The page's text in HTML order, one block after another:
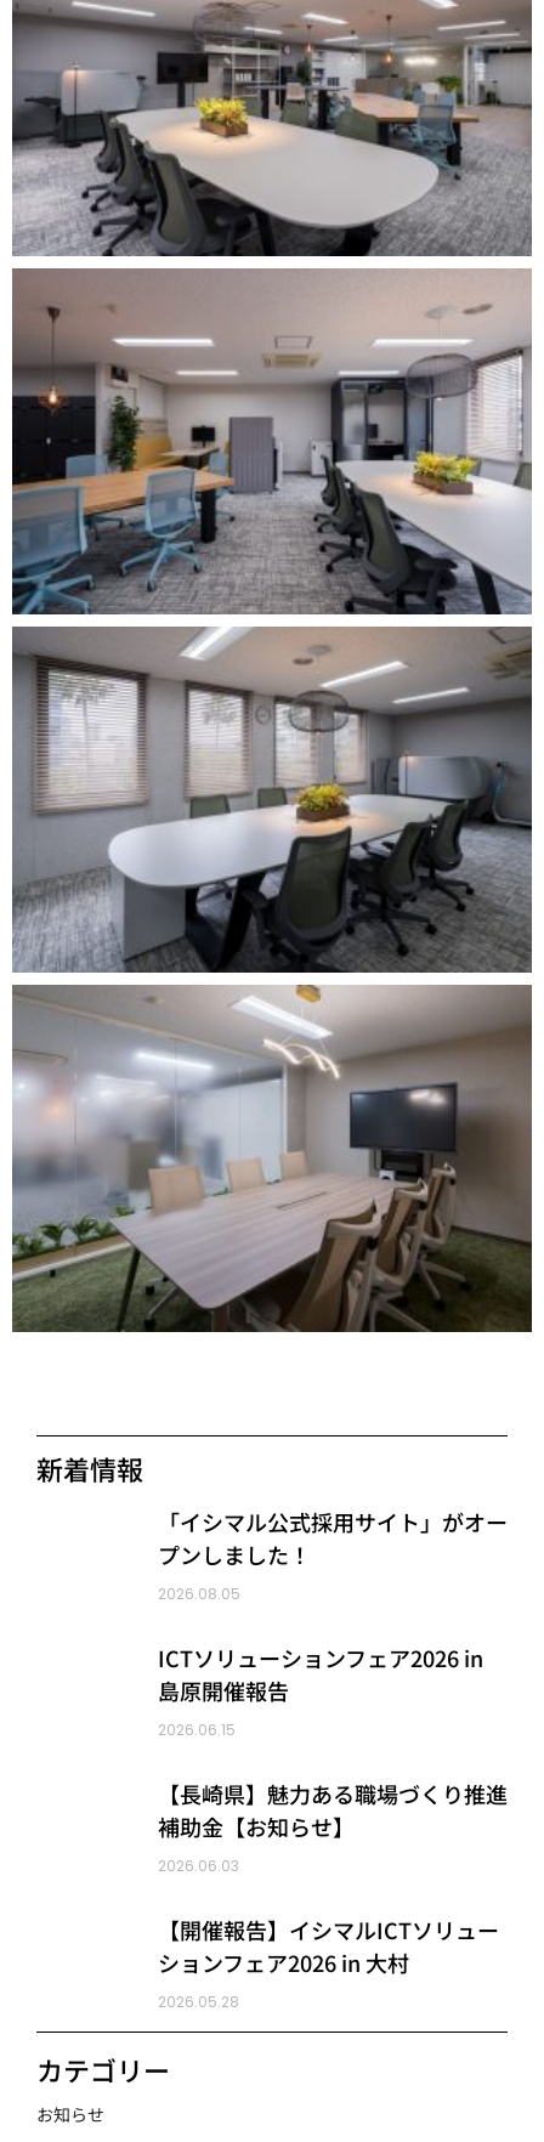
新着情報
「イシマル公式採用サイト」がオー
プンしました！
2026.08.05
ICTソリューションフェア2026 in
島原開催報告
2026.06.15
【長崎県】魅力ある職場づくり推進
補助金【お知らせ】
2026.06.03
【開催報告】イシマルICTソリュー
ションフェア2026 in 大村
2026.05.28
カテゴリー
お知らせ